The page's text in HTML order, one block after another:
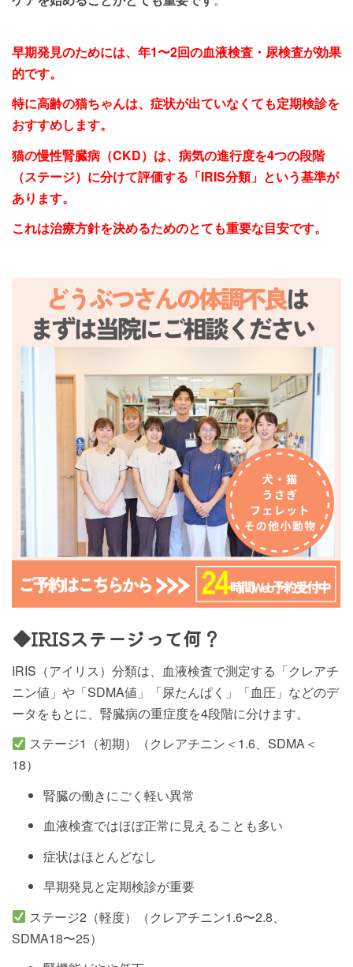
早期発見のためには、年1〜2回の血液検査・尿検査が効果
的です。
特に高齢の猫ちゃんは、症状が出ていなくても定期検診を
おすすめします。
猫の慢性腎臓病（CKD）は、病気の進行度を4つの段階
（ステージ）に分けて評価する「IRIS分類」という基準が
あります。
これは治療方針を決めるためのとても重要な目安です。
◆IRISステージって何？
IRIS（アイリス）分類は、血液検査で測定する「クレアチ
ニン値」や「SDMA値」「尿たんぱく」「血圧」などのデ
ータをもとに、腎臓病の重症度を4段階に分けます。
ステージ1（初期）（クレアチニン＜1.6、SDMA＜
18）
腎臓の働きにごく軽い異常
血液検査ではほぼ正常に見えることも多い
症状はほとんどなし
早期発見と定期検診が重要
ステージ2（軽度）（クレアチニン1.6〜2.8、
SDMA18〜25）